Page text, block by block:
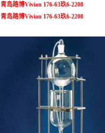
青岛路博Vivian 176-63玖6-2208
青岛路博Vivian 176-63玖6-2208